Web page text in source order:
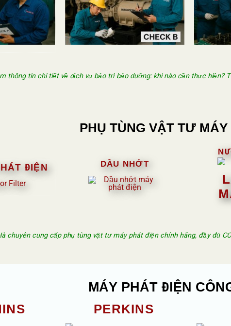
thông tin chi tiết về dịch vụ bảo trì bảo dưỡng: khi nào cần thực hiện?
PHỤ TÙNG VẬT TƯ
ĐIỆN DẦU NHỚT
chuyên cung cấp phụ tùng vật tư máy phát điện chính hãng, đầy đủ
MÁY PHÁT ĐIỆN
PERKINS